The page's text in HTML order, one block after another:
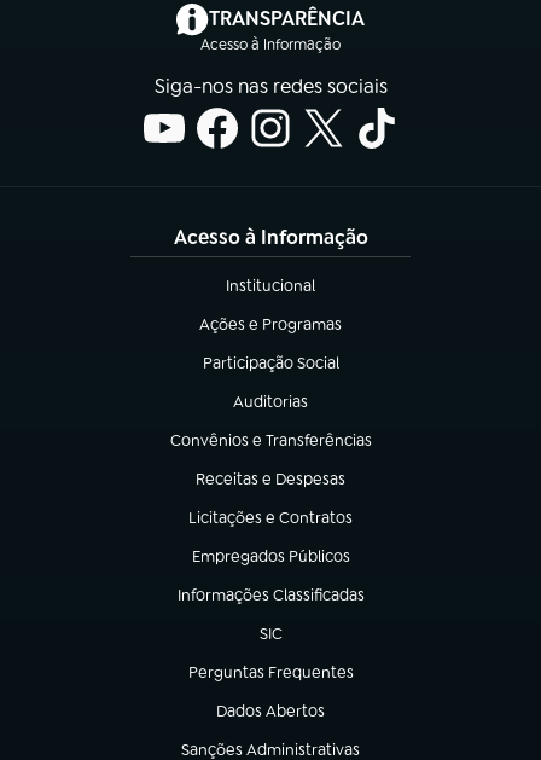
TRANSPARÊNCIA
Acesso à Informação
(abre em nova aba)
Siga-nos nas redes sociais
Acesso à Informação
Institucional
(abre em nova aba)
Ações e Programas
(abre em nova aba)
Participação Social
(abre em nova aba)
Auditorias
(abre em nova aba)
Convênios e Transferências
(abre em nova aba)
Receitas e Despesas
(abre em nova aba)
Licitações e Contratos
(abre em nova aba)
Empregados Públicos
(abre em nova aba)
Informações Classificadas
(abre em nova aba)
SIC
(abre em nova aba)
Perguntas Frequentes
(abre em nova aba)
Dados Abertos
(abre em nova aba)
Sanções Administrativas